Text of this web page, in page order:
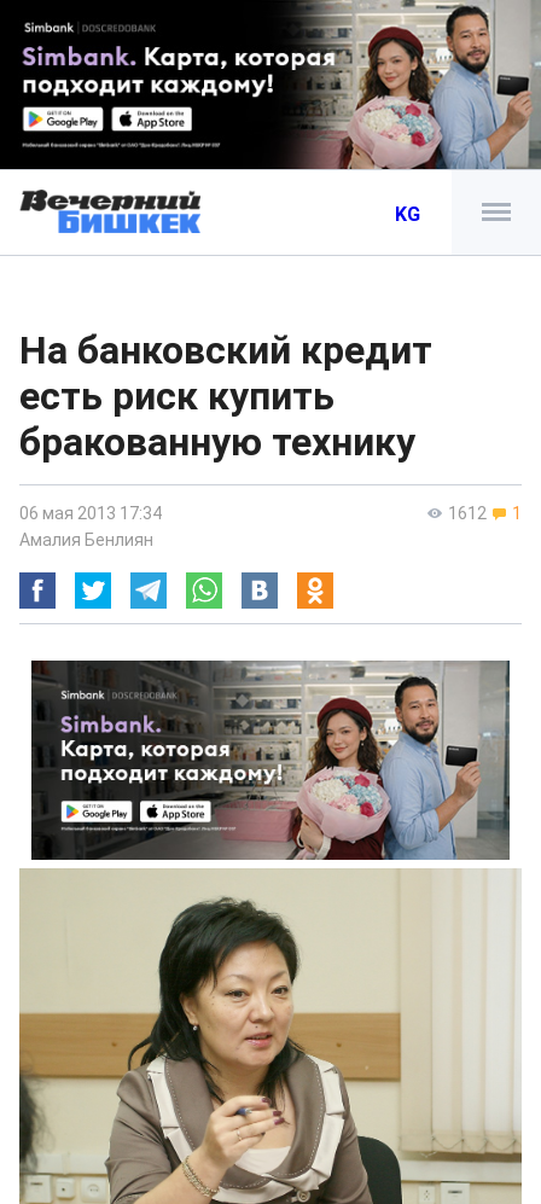
KG
На банковский кредит
есть риск купить
бракованную технику
1612 1
06 мая 2013 17:34
Амалия Бенлиян